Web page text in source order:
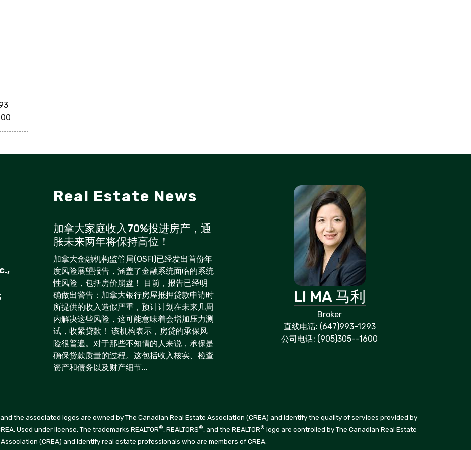
Real Estate News
加拿大家庭收入70%投进房产，通
胀未来两年将保持高位！
加拿大金融机构监管局(OSFI)已经发出首份年
度风险展望报告，涵盖了金融系统面临的系统
性风险，包括房价崩盘！ 目前，报告已经明
确做出警告：加拿大银行房屋抵押贷款申请时
所提供的收入造假严重，预计计划在未来几周
内解决这些风险，这可能意味着会增加压力测
试，收紧贷款！ 该机构表示，房贷的承保风
险很普遍。对于那些不知情的人来说，承保是
确保贷款质量的过程。这包括收入核实、检查
资产和债务以及财产细节...
LI MA 马利
Broker
直线电话: (647)993-1293
公司电话: (905)305--1600
and the associated logos are owned by The Canadian Real Estate Association (CREA) and identify the quality of services provided by
Used under license. The trademarks REALTOR®, REALTORS®, and the REALTOR® logo are controlled by The Canadian Real Estate
Association (CREA) and identify real estate professionals who are members of CREA.